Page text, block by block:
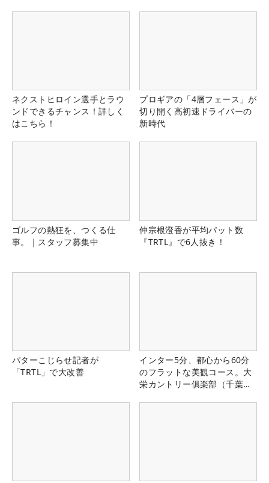
ネクストヒロイン選手とラウ
ンドできるチャンス！詳しく
はこちら！
プロギアの「4層フェース」が
切り開く高初速ドライバーの
新時代
ゴルフの熱狂を、つくる仕
事。｜スタッフ募集中
仲宗根澄香が平均パット数
『TRTL』で6人抜き！
パターこじらせ記者が
「TRTL」で大改善
インター5分、都心から60分
のフラットな美観コース。大
栄カントリー俱楽部（千葉